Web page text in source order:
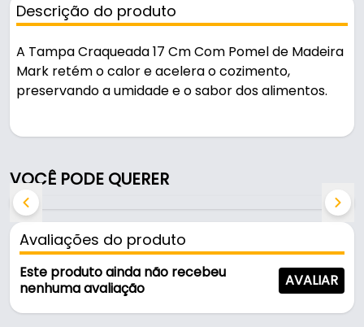
Descrição do produto
A Tampa Craqueada 17 Cm Com Pomel de Madeira
Mark retém o calor e acelera o cozimento,
preservando a umidade e o sabor dos alimentos.
Fabricada em Alumínio, é resistente e durável no
uso diário.
Características:
- Marca: Mark
- Modelo: Tampa Craqueada
- Material: Alumínio
VOCÊ PODE QUERER
Avaliações do produto
Este produto ainda não recebeu
nenhuma avaliação
AVALIAR